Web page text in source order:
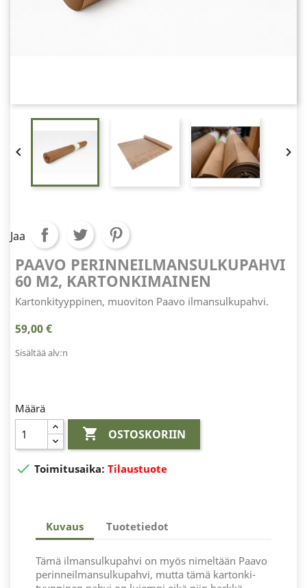
 
Jaa
PAAVO PERINNEILMANSULKUPAHVI
60 M2, KARTONKIMAINEN
Kartonkityyppinen, muoviton Paavo ilmansulkupahvi.
59,00 €
Sisältää alv:n
Määrä
 OSTOSKORIIN
 Toimitusaika: Tilaustuote
Kuvaus Tuotetiedot
Tämä ilmansulkupahvi on myös nimeltään Paavo
perinneilmansulkupahvi, mutta tämä kartonki-